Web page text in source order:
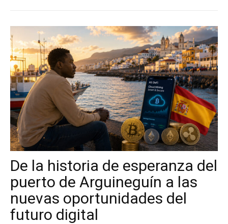
De la historia de esperanza del
puerto de Arguineguín a las
nuevas oportunidades del
futuro digital